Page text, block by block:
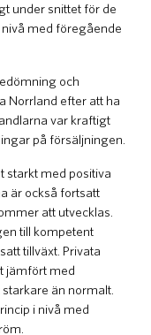
under snittet för de
med föregående
och
Norrland efter att ha
var kraftigt
på försäljningen.
starkt med positiva
är också fortsatt
att utvecklas.
till kompetent
tillväxt. Privata
jämfört med
än normalt.
i nivå med